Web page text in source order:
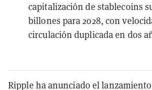
capitalización de stablecoins
billones para 2028, con
circulación duplicada en dos
Ripple ha anunciado el